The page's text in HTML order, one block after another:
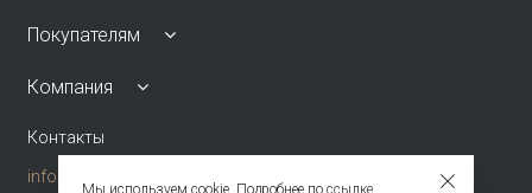
Покупателям
Компания
Контакты
info@emkafashion.ru
Мы используем cookie. Подробнее по ссылке